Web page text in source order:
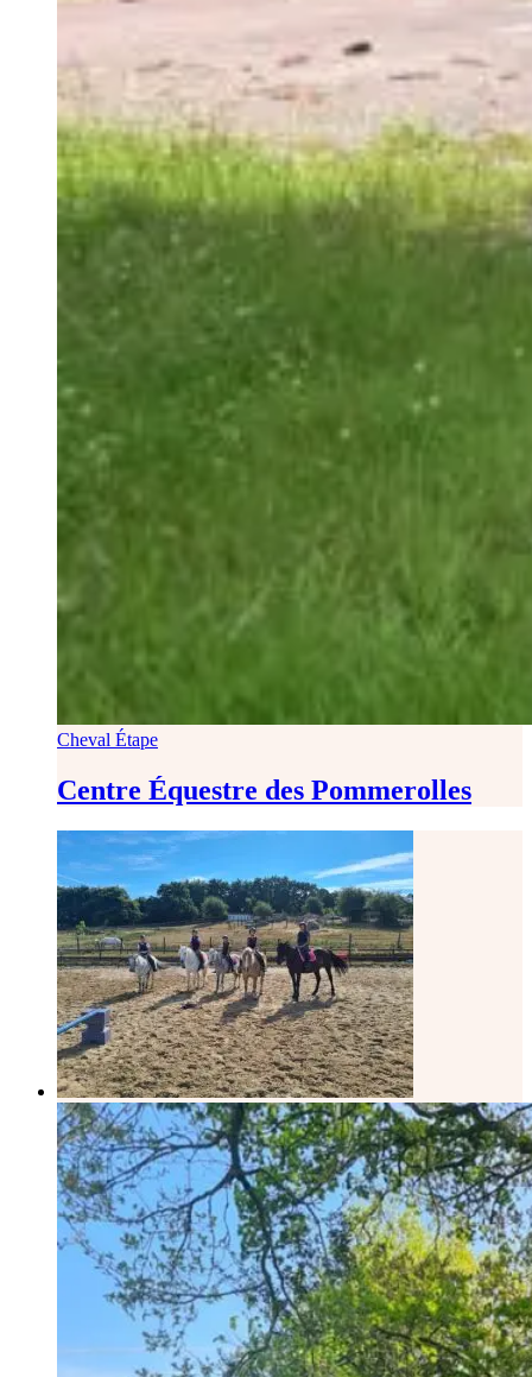
Cheval Étape
Centre Équestre des Pommerolles